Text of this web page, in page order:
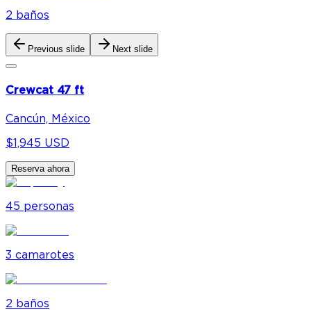
2 baños
Previous slide Next slide
Crewcat 47 ft
Cancún, México
$1,945 USD
Reserva ahora
45 personas
3 camarotes
2 baños